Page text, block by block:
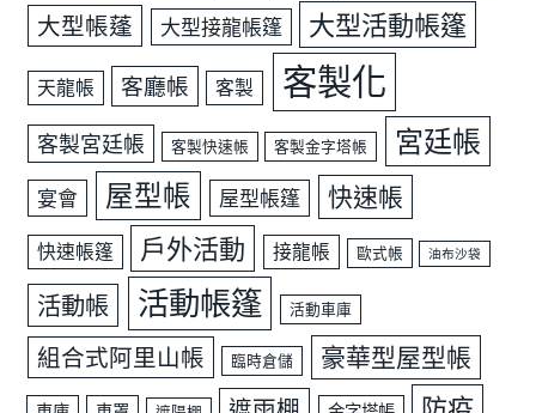
大型帳蓬 大型接龍帳篷 大型活動帳篷
天龍帳 客廳帳 客製 客製化
客製宮廷帳 客製快速帳 客製金字塔帳 宮廷帳
宴會 屋型帳 屋型帳篷 快速帳
快速帳篷 戶外活動 接龍帳 歐式帳 油布沙袋
活動帳 活動帳篷 活動車庫
組合式阿里山帳 臨時倉儲 豪華型屋型帳